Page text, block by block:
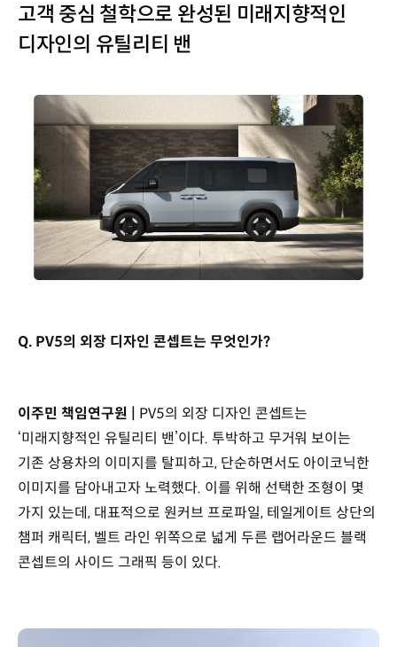
고객 중심 철학으로 완성된 미래지향적인
디자인의 유틸리티 밴
Q. PV5의 외장 디자인 콘셉트는 무엇인가?
이주민 책임연구원 | PV5의 외장 디자인 콘셉트는
‘미래지향적인 유틸리티 밴’이다. 투박하고 무거워 보이는
기존 상용차의 이미지를 탈피하고, 단순하면서도 아이코닉한
이미지를 담아내고자 노력했다. 이를 위해 선택한 조형이 몇
가지 있는데, 대표적으로 원커브 프로파일, 테일게이트 상단의
챔퍼 캐릭터, 벨트 라인 위쪽으로 넓게 두른 랩어라운드 블랙
콘셉트의 사이드 그래픽 등이 있다.